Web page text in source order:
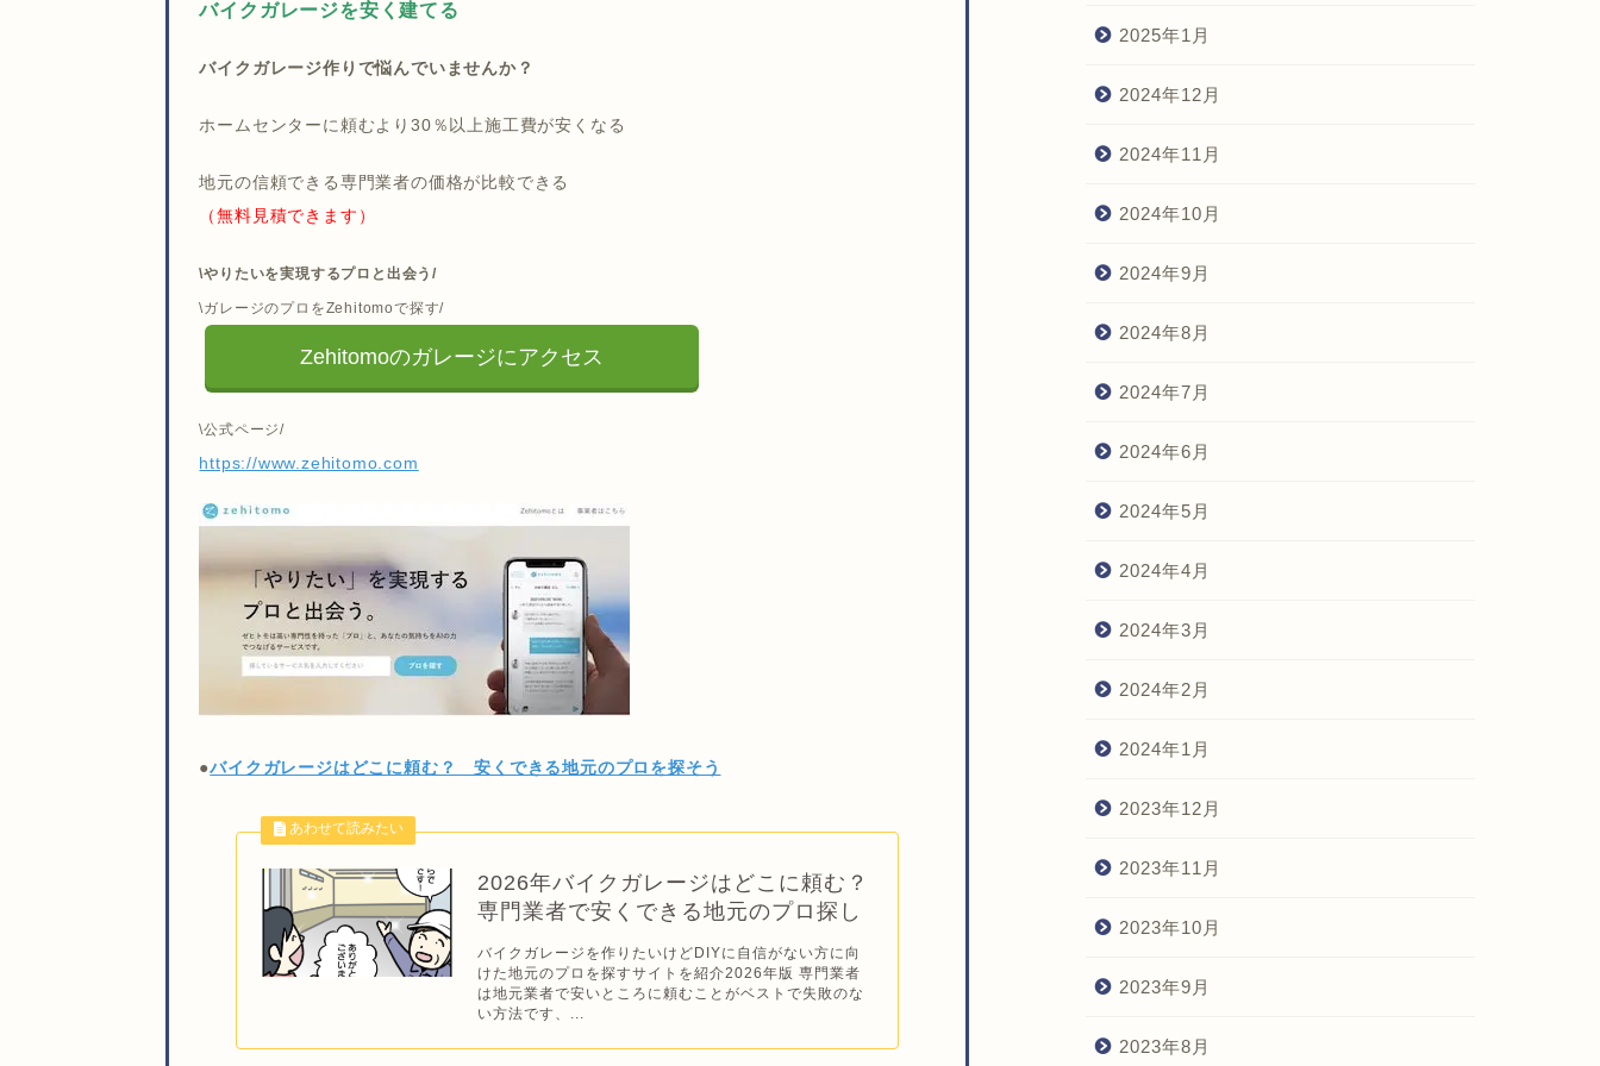
バイクガレージを安く建てる
バイクガレージ作りで悩んでいませんか？
ホームセンターに頼むより30％以上施工費が安くなる
地元の信頼できる専門業者の価格が比較できる
（無料見積できます）
\やりたいを実現するプロと出会う/
\ガレージのプロをZehitomoで探す/
Zehitomoのガレージにアクセス
\公式ページ/
https://www.zehitomo.com
●バイクガレージはどこに頼む？ 安くできる地元のプロを探そう
2026年バイクガレージはどこに頼む？
専門業者で安くできる地元のプロ探し
バイクガレージを作りたいけどDIYに自信がない方に向
けた地元のプロを探すサイトを紹介2026年版 専門業者
は地元業者で安いところに頼むことがベストで失敗のな
い方法です、...
2025年1月
2024年12月
2024年11月
2024年10月
2024年9月
2024年8月
2024年7月
2024年6月
2024年5月
2024年4月
2024年3月
2024年2月
2024年1月
2023年12月
2023年11月
2023年10月
2023年9月
2023年8月